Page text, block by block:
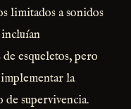
limitados a sonidos
incluían
esqueletos, pero
la
supervivencia.